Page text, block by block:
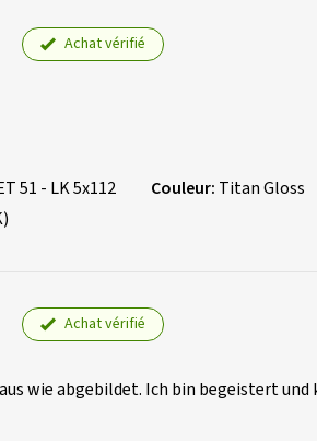
Achat vérifié
51 - LK 5x112 Couleur: Titan Gloss
Achat vérifié
wie abgebildet. Ich bin begeistert